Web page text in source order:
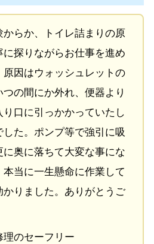
からか、トイレ詰まりの原
探りながらお仕事を進め
因はウォッシュレットの
つの間にか外れ、便器より
口に引っかかっていたし
した。ポンプ等で強引に吸
奥に落ちて大変な事にな
当に一生懸命に作業して
りました。ありがとうご
のセーフリー